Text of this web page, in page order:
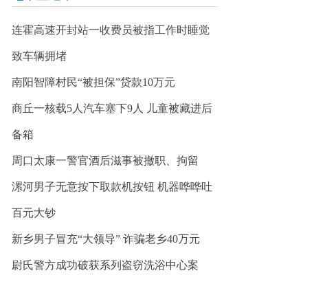
连霍高速开封站一收费员被指工作时睡觉
致车辆拥堵
南阳智障村民“被担保”贷款10万元
商丘一核载5人汽车塞下9人 儿童被藏进后
备箱
周口太康一警官酒后滋事被撤职、拘留
漯河男子无意按下取款机按钮 机器哗哗吐
百元大钞
新乡男子冒充“大领导” 诈骗老乡40万元
尉氏警方成功破获系列盗窃洗浴中心案